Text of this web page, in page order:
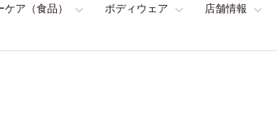
ア（食品） ボディウェア 店舗情報